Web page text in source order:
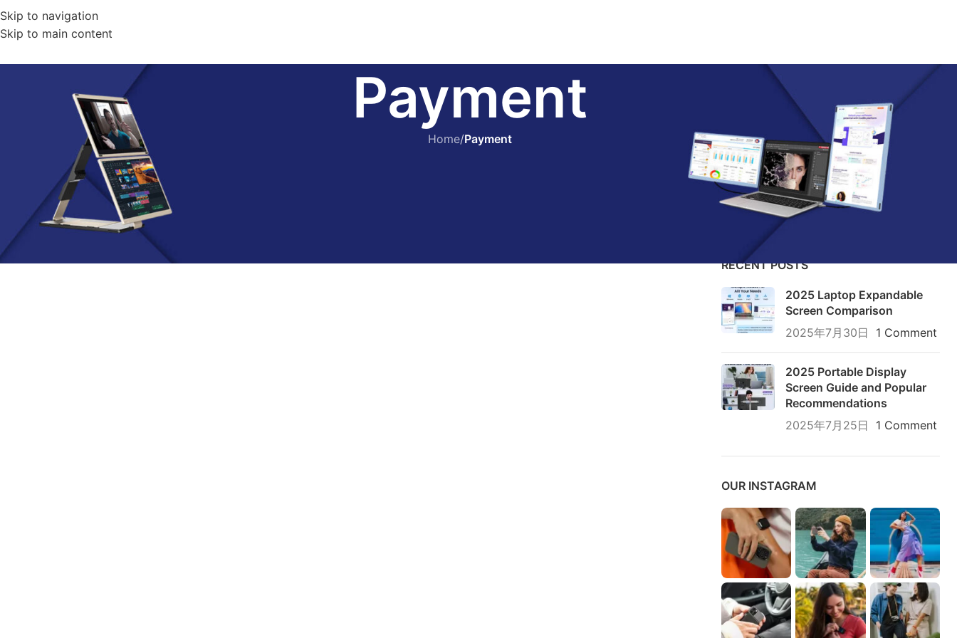
Skip to navigation
Skip to main content
Payment
Home/Payment
CATEGORIES
How-To Guides
Knowledge
RECENT POSTS
2025 Laptop Expandable
Screen Comparison
2025年7月30日
1 Comment
2025 Portable Display
Screen Guide and Popular
Recommendations
2025年7月25日
1 Comment
OUR INSTAGRAM